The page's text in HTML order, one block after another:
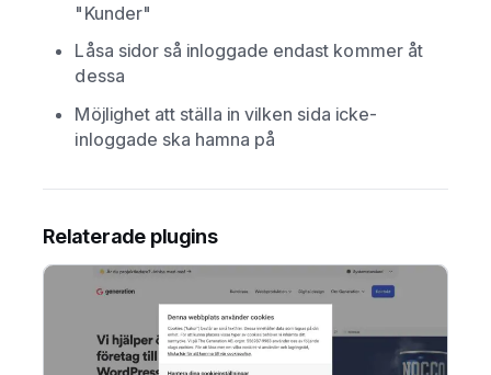
"Kunder"
Låsa sidor så inloggade endast kommer åt
dessa
Möjlighet att ställa in vilken sida icke-
inloggade ska hamna på
Relaterade plugins